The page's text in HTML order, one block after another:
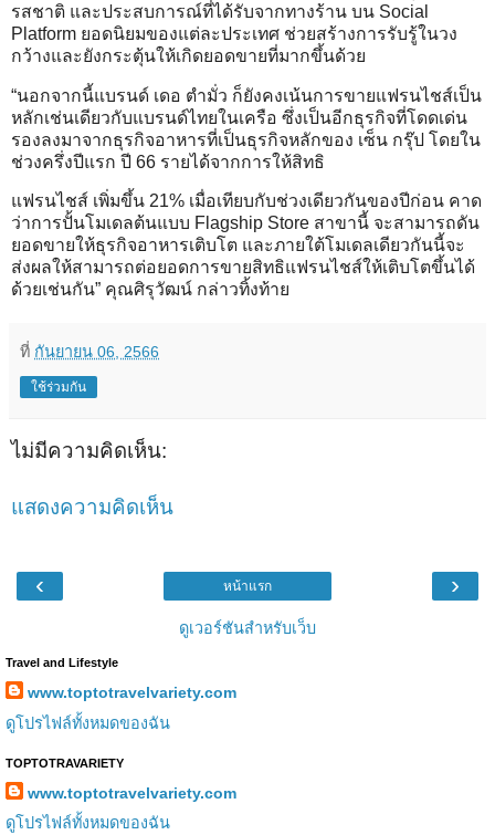
รสชาติ และประสบการณ์ที่ได้รับจากทางร้าน บน Social
Platform ยอดนิยมของแต่ละประเทศ ช่วยสร้างการรับรู้ในวง
กว้างและยังกระตุ้นให้เกิดยอดขายที่มากขึ้นด้วย
“นอกจากนี้แบรนด์ เดอ ตำมั่ว ก็ยังคงเน้นการขายแฟรนไชส์เป็น
หลักเช่นเดียวกับแบรนด์ไทยในเครือ ซึ่งเป็นอีกธุรกิจที่โดดเด่น
รองลงมาจากธุรกิจอาหารที่เป็นธุรกิจหลักของ เซ็น กรุ๊ป โดยใน
ช่วงครึ่งปีแรก ปี 66 รายได้จากการให้สิทธิ
แฟรนไชส์ เพิ่มขึ้น 21% เมื่อเทียบกับช่วงเดียวกันของปีก่อน คาด
ว่าการปั้นโมเดลต้นแบบ Flagship Store สาขานี้ จะสามารถดัน
ยอดขายให้ธุรกิจอาหารเติบโต และภายใต้โมเดลเดียวกันนี้จะ
ส่งผลให้สามารถต่อยอดการขายสิทธิแฟรนไชส์ให้เติบโตขึ้นได้
ด้วยเช่นกัน” คุณศิรุวัฒน์ กล่าวทิ้งท้าย
ที่ กันยายน 06, 2566
ใช้ร่วมกัน
ไม่มีความคิดเห็น:
แสดงความคิดเห็น
‹ ›
หน้าแรก
ดูเวอร์ชันสำหรับเว็บ
Travel and Lifestyle
www.toptotravelvariety.com
ดูโปรไฟล์ทั้งหมดของฉัน
TOPTOTRAVARIETY
www.toptotravelvariety.com
ดูโปรไฟล์ทั้งหมดของฉัน